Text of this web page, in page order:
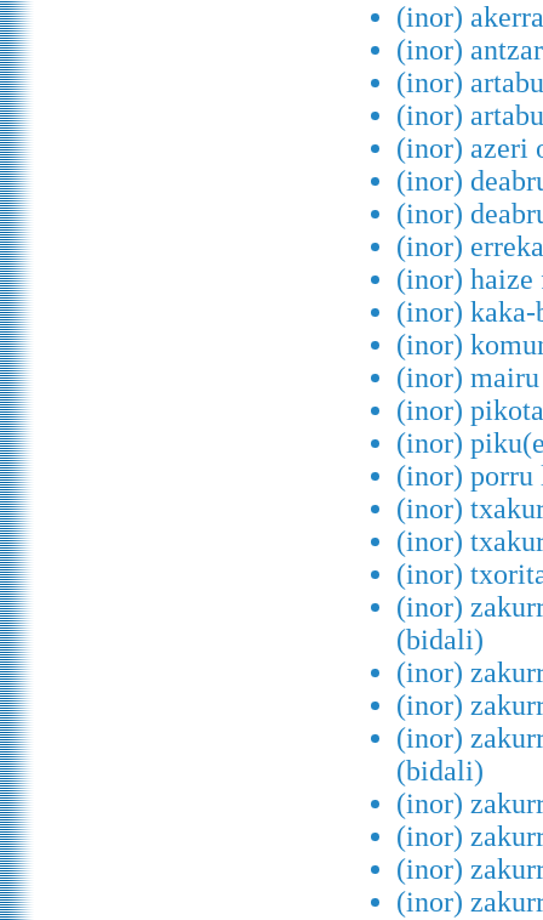
(inor)
(inor)
(inor)
(inor)
(inor) azeri
(inor)
(inor)
(inor)
(inor) haize
(inor)
(inor)
(inor)
(inor)
(inor)
(inor) porru
(inor)
(inor)
(inor)
(inor)
(bidali)
(inor)
(inor)
(inor)
(bidali)
(inor)
(inor)
(inor)
(inor)